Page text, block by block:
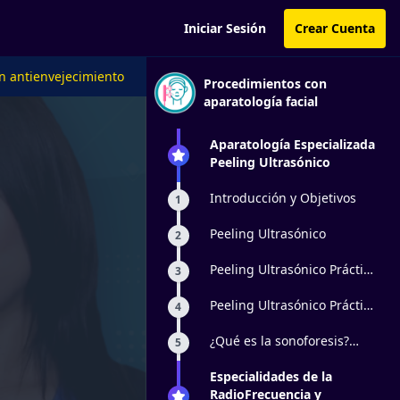
Iniciar Sesión Crear Cuenta
antienvejecimiento
Procedimientos con
aparatología facial
Aparatología Especializada
Peeling Ultrasónico
1 Introducción y Objetivos
2 Peeling Ultrasónico
3
Peeling Ultrasónico Práctica
4
Peeling Ultrasónico Práctica
5
¿Qué es la sonoforesis?
principio activo, ejemplos, y
para qué sirve el
Especialidades de la
RadioFrecuencia y